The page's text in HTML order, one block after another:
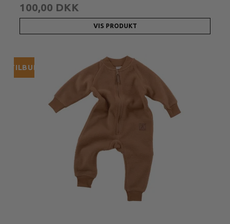
100,00 DKK
VIS PRODUKT
TILBUD